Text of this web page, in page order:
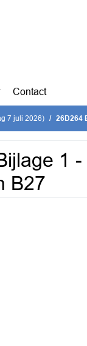
Contact
7 juli 2026) 26D264
1
B27